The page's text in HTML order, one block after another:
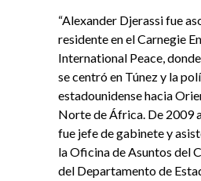
“Alexander Djerassi fue
residente en el Carnegie
International Peace,
se centró en Túnez y la
estadounidense hacia
Norte de África. De 2009
fue jefe de gabinete y
la Oficina de Asuntos del
del Departamento de